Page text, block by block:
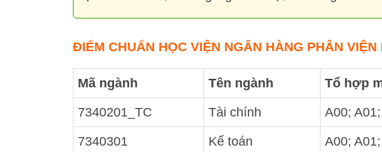
ĐIỂM CHUẨN HỌC VIỆN NGÂN HÀNG PHÂN VIỆN
Mã ngành Tên ngành Tổ hợp
7340201_TC Tài chính A00;
7340301 Kế toán A00;